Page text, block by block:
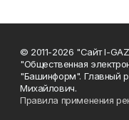
© 2011-2026 "Сайт I-
"Общественная
"Башинформ". Главный
Михайлович.
Правила применения